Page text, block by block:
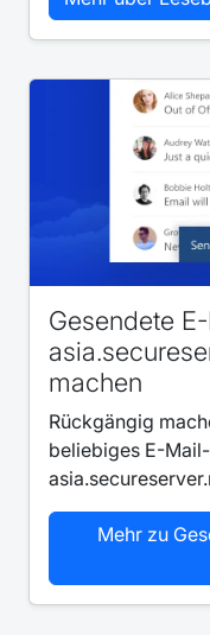
Gesendete
machen
Rückgängig
beliebiges E-
Mehr zu